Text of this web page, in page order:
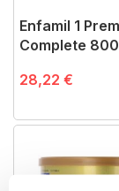
Enfamil 1
Complete
28,22 €